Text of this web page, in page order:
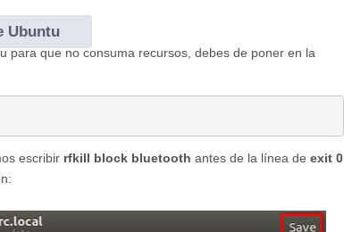
Ubuntu
para que no consuma recursos, debes de poner en la
escribir rfkill block bluetooth antes de la línea de exit 0